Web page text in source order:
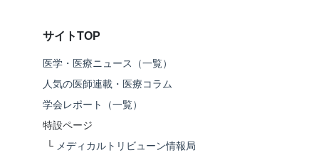
サイトTOP
医学・医療ニュース（一覧）
人気の医師連載・医療コラム
学会レポート（一覧）
特設ページ
└ メディカルトリビューン情報局